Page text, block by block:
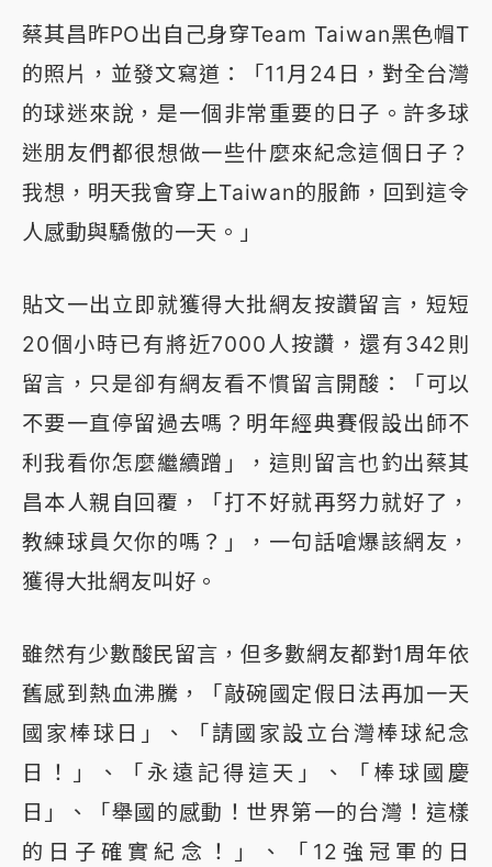
蔡其昌昨PO出自己身穿Team Taiwan黑色帽T
的照片，並發文寫道：「11月24日，對全台灣
的球迷來說，是一個非常重要的日子。許多球
迷朋友們都很想做一些什麼來紀念這個日子？
我想，明天我會穿上Taiwan的服飾，回到這令
人感動與驕傲的一天。」
貼文一出立即就獲得大批網友按讚留言，短短
20個小時已有將近7000人按讚，還有342則
留言，只是卻有網友看不慣留言開酸：「可以
不要一直停留過去嗎？明年經典賽假設出師不
利我看你怎麼繼續蹭」，這則留言也釣出蔡其
昌本人親自回覆，「打不好就再努力就好了，
教練球員欠你的嗎？」，一句話嗆爆該網友，
獲得大批網友叫好。
雖然有少數酸民留言，但多數網友都對1周年依
舊感到熱血沸騰，「敲碗國定假日法再加一天
國家棒球日」、「請國家設立台灣棒球紀念
日！」、「永遠記得這天」、「棒球國慶
日」、「舉國的感動！世界第一的台灣！這樣
的日子確實紀念！」、「12強冠軍的日